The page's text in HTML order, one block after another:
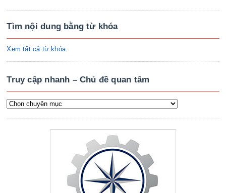
Tìm nội dung bằng từ khóa
Xem tất cả từ khóa
Truy cập nhanh – Chủ đề quan tâm